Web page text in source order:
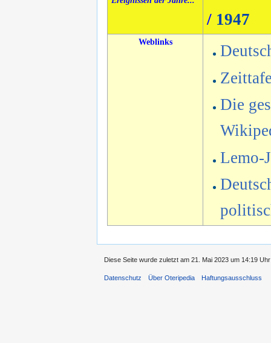
/ 1947
Weblinks
Die
Lemo-
Diese Seite wurde zuletzt am 21. Mai 2023 um 14:19
Datenschutz Über Oteripedia Haftungsausschluss